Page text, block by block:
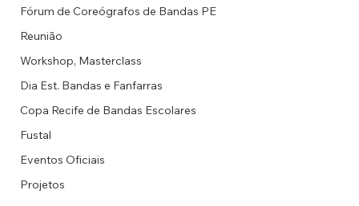
Fórum de Coreógrafos de Bandas PE
Reunião
Workshop, Masterclass
Dia Est. Bandas e Fanfarras
Copa Recife de Bandas Escolares
Fustal
Eventos Oficiais
Projetos